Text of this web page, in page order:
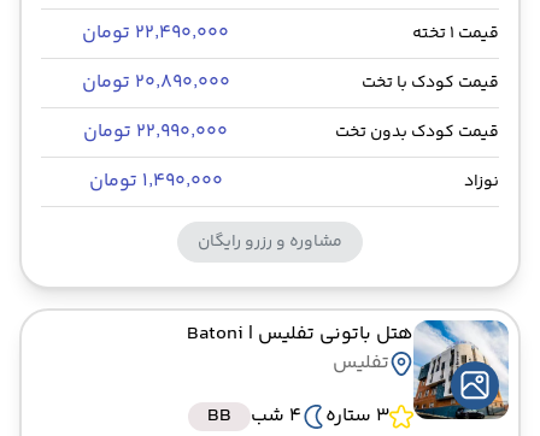
قیمت 1 تخته ۲۲٬۴۹۰٬۰۰۰ تومان
قیمت کودک با تخت ۲۰٬۸۹۰٬۰۰۰ تومان
قیمت کودک بدون تخت ۲۲٬۹۹۰٬۰۰۰ تومان
نوزاد ۱٬۴۹۰٬۰۰۰ تومان
مشاوره و رزرو رایگان
هتل باتونی تفلیس | Batoni
تفلیس
3 ستاره
4 شب BB